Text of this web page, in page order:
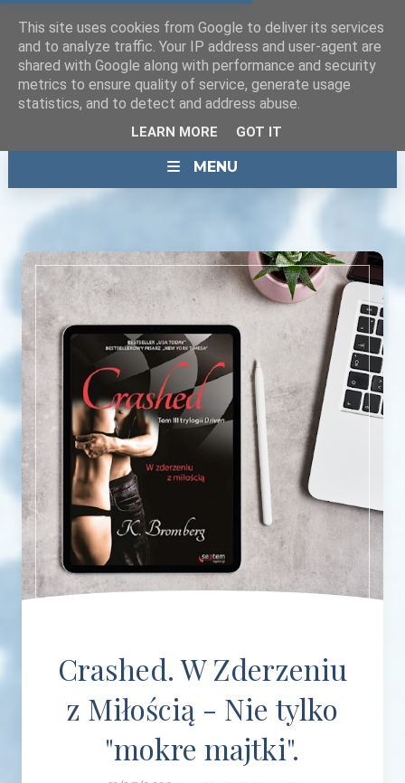
MENU
Crashed. W Zderzeniu
z Miłością - Nie tylko
"mokre majtki".
This site uses cookies from Google to deliver its services
and to analyze traffic. Your IP address and user-agent are
shared with Google along with performance and security
metrics to ensure quality of service, generate usage
statistics, and to detect and address abuse.
LEARN MORE GOT IT